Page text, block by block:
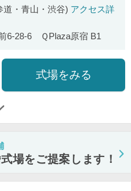
道・青山・渋谷) アクセス詳
6-28-6 ＱPlaza原宿 B1
式場をみる
場をご提案します！